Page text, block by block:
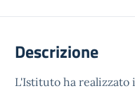
Descrizione
L'Istituto ha